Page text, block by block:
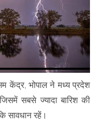
केंद्र, भोपाल ने मध्य प्रदेश
सबसे ज्यादा बारिश की
सावधान रहें।